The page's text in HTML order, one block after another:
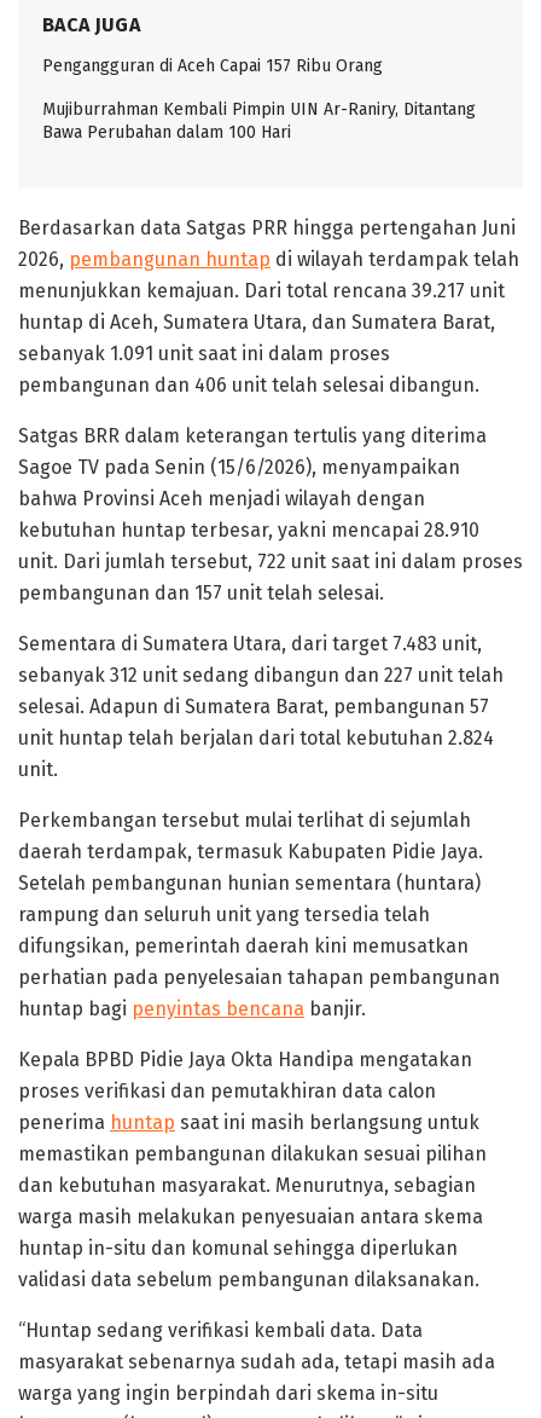
BACA JUGA
Pengangguran di Aceh Capai 157 Ribu Orang
Mujiburrahman Kembali Pimpin UIN Ar-Raniry, Ditantang
Bawa Perubahan dalam 100 Hari
Berdasarkan data Satgas PRR hingga pertengahan Juni
2026, pembangunan huntap di wilayah terdampak telah
menunjukkan kemajuan. Dari total rencana 39.217 unit
huntap di Aceh, Sumatera Utara, dan Sumatera Barat,
sebanyak 1.091 unit saat ini dalam proses
pembangunan dan 406 unit telah selesai dibangun.
Satgas BRR dalam keterangan tertulis yang diterima
Sagoe TV pada Senin (15/6/2026), menyampaikan
bahwa Provinsi Aceh menjadi wilayah dengan
kebutuhan huntap terbesar, yakni mencapai 28.910
unit. Dari jumlah tersebut, 722 unit saat ini dalam proses
pembangunan dan 157 unit telah selesai.
Sementara di Sumatera Utara, dari target 7.483 unit,
sebanyak 312 unit sedang dibangun dan 227 unit telah
selesai. Adapun di Sumatera Barat, pembangunan 57
unit huntap telah berjalan dari total kebutuhan 2.824
unit.
Perkembangan tersebut mulai terlihat di sejumlah
daerah terdampak, termasuk Kabupaten Pidie Jaya.
Setelah pembangunan hunian sementara (huntara)
rampung dan seluruh unit yang tersedia telah
difungsikan, pemerintah daerah kini memusatkan
perhatian pada penyelesaian tahapan pembangunan
huntap bagi penyintas bencana banjir.
Kepala BPBD Pidie Jaya Okta Handipa mengatakan
proses verifikasi dan pemutakhiran data calon
penerima huntap saat ini masih berlangsung untuk
memastikan pembangunan dilakukan sesuai pilihan
dan kebutuhan masyarakat. Menurutnya, sebagian
warga masih melakukan penyesuaian antara skema
huntap in-situ dan komunal sehingga diperlukan
validasi data sebelum pembangunan dilaksanakan.
“Huntap sedang verifikasi kembali data. Data
masyarakat sebenarnya sudah ada, tetapi masih ada
warga yang ingin berpindah dari skema in-situ